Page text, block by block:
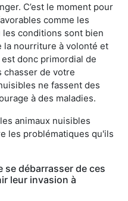
C’est le moment pour
comme les
les conditions sont bien
la nourriture à volonté et
donc primordial de
chasser de votre
ne fassent des
à des maladies.
animaux nuisibles
les problématiques qu'ils
se débarrasser de ces
leur invasion à